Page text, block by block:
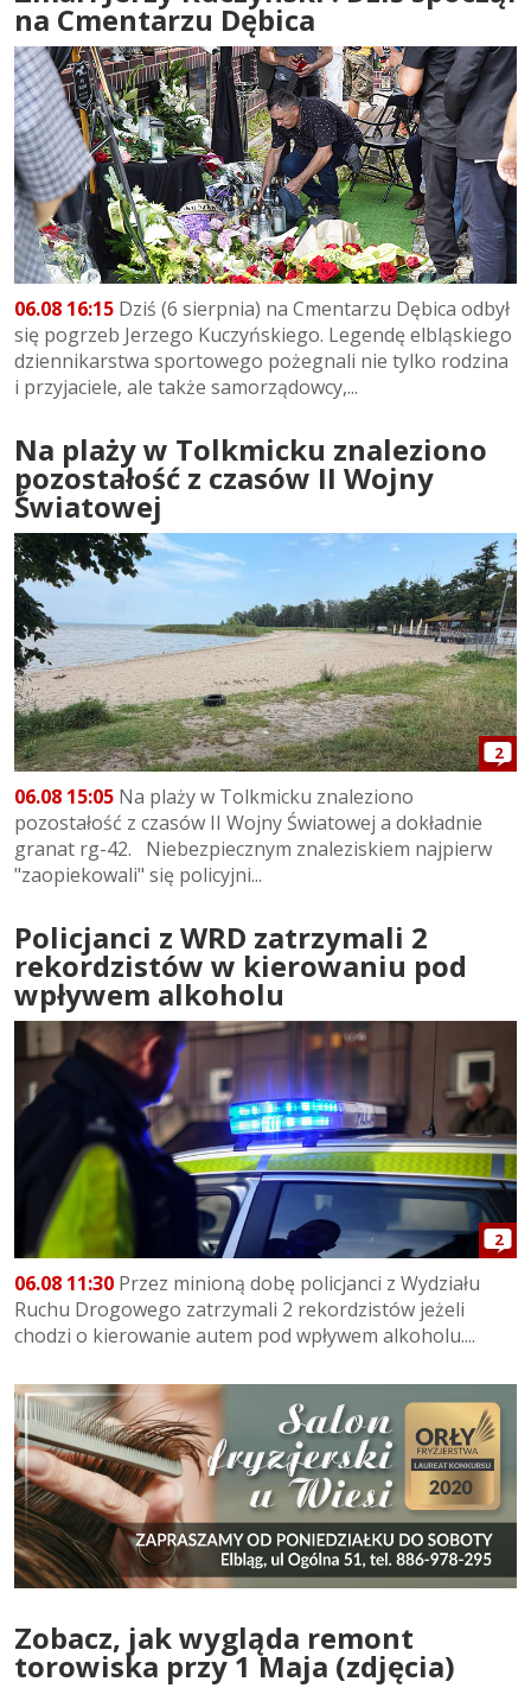
na Cmentarzu Dębica
06.08 16:15 Dziś (6 sierpnia) na Cmentarzu Dębica odbył
się pogrzeb Jerzego Kuczyńskiego. Legendę elbląskiego
dziennikarstwa sportowego pożegnali nie tylko rodzina
i przyjaciele, ale także samorządowcy,...
Na plaży w Tolkmicku znaleziono
pozostałość z czasów II Wojny
Światowej
2
06.08 15:05 Na plaży w Tolkmicku znaleziono
pozostałość z czasów II Wojny Światowej a dokładnie
granat rg-42. Niebezpiecznym znaleziskiem najpierw
"zaopiekowali" się policyjni...
Policjanci z WRD zatrzymali 2
rekordzistów w kierowaniu pod
wpływem alkoholu
2
06.08 11:30 Przez minioną dobę policjanci z Wydziału
Ruchu Drogowego zatrzymali 2 rekordzistów jeżeli
chodzi o kierowanie autem pod wpływem alkoholu....
Zobacz, jak wygląda remont
torowiska przy 1 Maja (zdjęcia)